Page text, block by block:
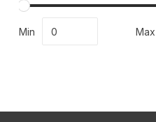
Min Max